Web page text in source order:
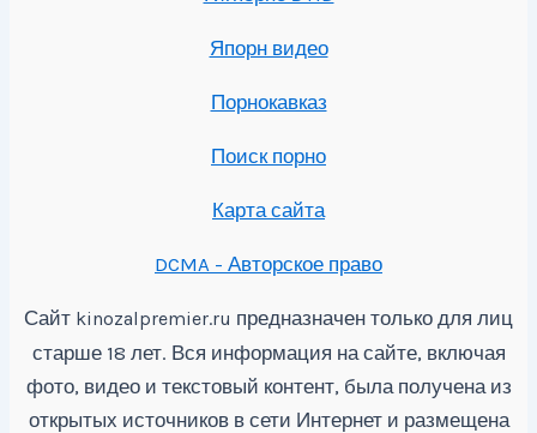
Япорн видео
Порнокавказ
Поиск порно
Карта сайта
DCMA - Авторское право
Сайт kinozalpremier.ru предназначен только для лиц
старше 18 лет. Вся информация на сайте, включая
фото, видео и текстовый контент, была получена из
открытых источников в сети Интернет и размещена